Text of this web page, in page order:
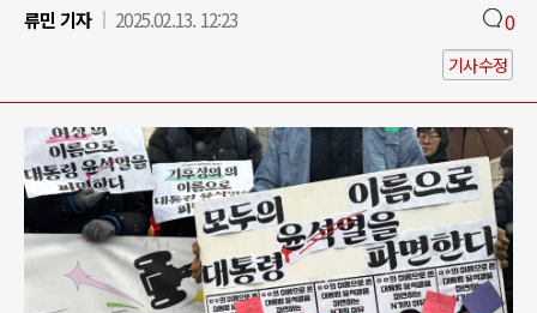
류민 기자
2025.02.13. 12:23 0
기사수정